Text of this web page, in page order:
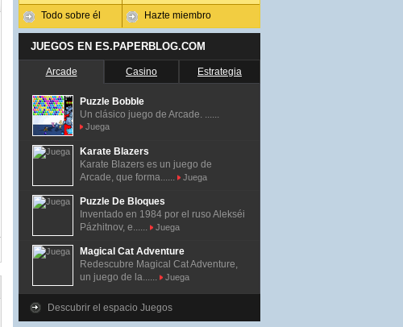
Todo sobre él Hazte miembro
JUEGOS EN ES.PAPERBLOG.COM
Arcade Casino Estrategia
Puzzle Bobble
Un clásico juego de Arcade. ......
Juega
Karate Blazers
Karate Blazers es un juego de
Arcade, que forma......
Juega
Puzzle De Bloques
Inventado en 1984 por el ruso Alekséi
Pázhitnov, e......
Juega
Magical Cat Adventure
Redescubre Magical Cat Adventure,
un juego de la......
Juega
Descubrir el espacio Juegos